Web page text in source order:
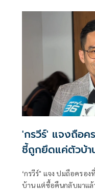
พรรคกล้าธรรม ก็ระบุว่
เทา” จะเป็นการเปิดโ
นี้ตั้งอยู่บนสมมติฐานหล
'กรวีร์' แจงถือ
ชี้ถูกยึดแค่ตัวบ้า
‘กรวีร์" แจง ปมถือครอ
บ้าน แต่ซื้อคืนกลับมาแล้